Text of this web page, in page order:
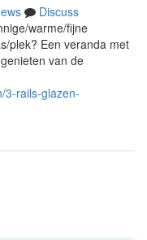
Discuss
warme/fijne
plek? Een veranda met
van de
3-rails-glazen-